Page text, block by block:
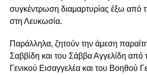
συγκέντρωση διαμαρτυρίας έξω από
στη Λευκωσία.
Παράλληλα, ζητούν την άμεση
Σαββίδη και του Σάββα Αγγελίδη από
Γενικού Εισαγγελέα και του Βοηθού